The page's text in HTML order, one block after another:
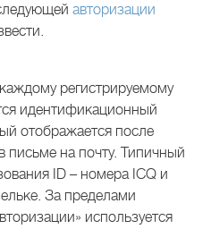
авторизации
регистрируемому
идентификационный
отображается после
письме на почту. Типичный
ID – номера ICQ и
За пределами
используется